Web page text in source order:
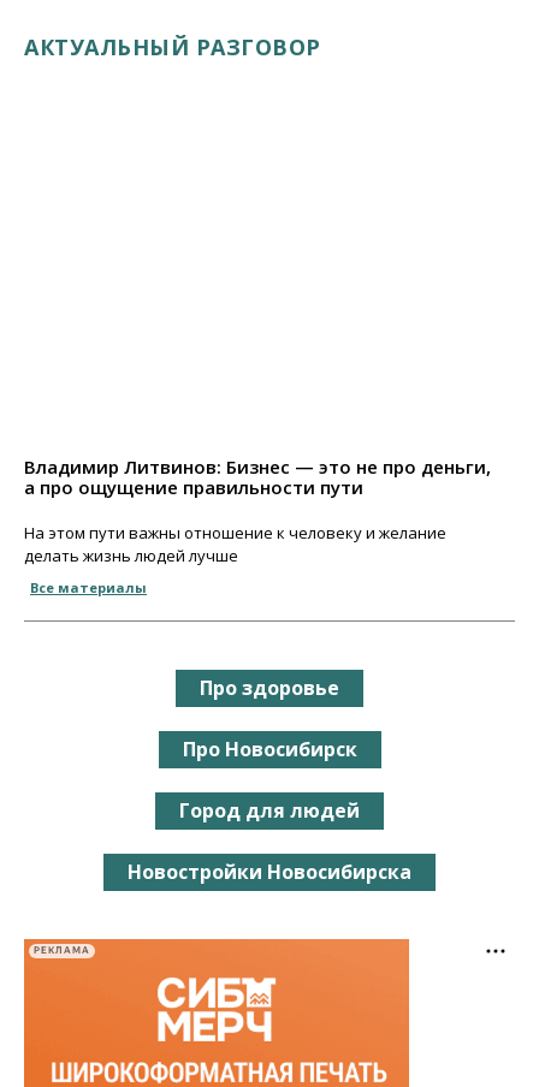
АКТУАЛЬНЫЙ РАЗГОВОР
Владимир Литвинов: Бизнес — это не про деньги,
а про ощущение правильности пути
На этом пути важны отношение к человеку и желание
делать жизнь людей лучше
Все материалы
Про здоровье
Про Новосибирск
Город для людей
Новостройки Новосибирска
РЕКЛАМА